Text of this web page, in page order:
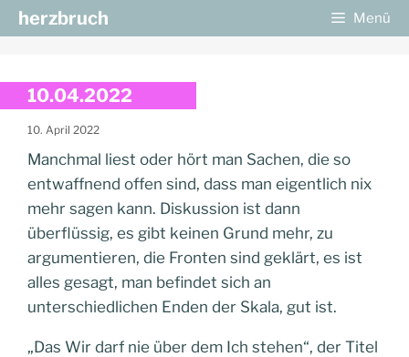
Zum
Inhalt
herzbruch Menü
10.04.2022
10. April 2022
Manchmal liest oder hört man Sachen, die so
entwaffnend offen sind, dass man eigentlich nix
mehr sagen kann. Diskussion ist dann
überflüssig, es gibt keinen Grund mehr, zu
argumentieren, die Fronten sind geklärt, es ist
alles gesagt, man befindet sich an
unterschiedlichen Enden der Skala, gut ist.
„Das Wir darf nie über dem Ich stehen“, der Titel